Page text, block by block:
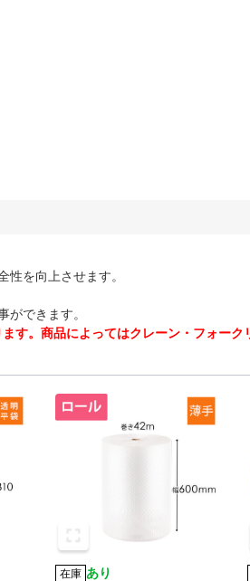
を向上させます。
ができます。
。商品によってはクレーン・フォーク
在庫 あり